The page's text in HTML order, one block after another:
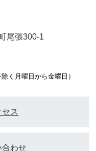
尾張300-1
く月曜日から金曜日）
ス
合わせ